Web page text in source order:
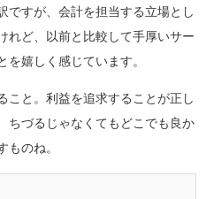
ですが、会計を担当する立場とし
れど、以前と比較して手厚いサー
を嬉しく感じています。
こと。利益を追求することが正し
ちづるじゃなくてもどこでも良か
ものね。